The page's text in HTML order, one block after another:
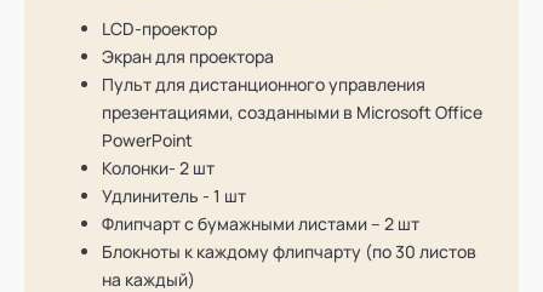
LCD-проектор
Экран для проектора
Пульт для дистанционного управления
презентациями, созданными в Microsoft Office
PowerPoint
Колонки- 2 шт
Удлинитель - 1 шт
Флипчарт с бумажными листами – 2 шт
Блокноты к каждому флипчарту (по 30 листов
на каждый)